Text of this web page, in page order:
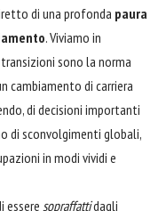
di una profonda paura
. Viviamo in
sono la norma
cambiamento di carriera
di decisioni importanti
di sconvolgimenti globali,
in modi vividi e
essere sopraffattidagli